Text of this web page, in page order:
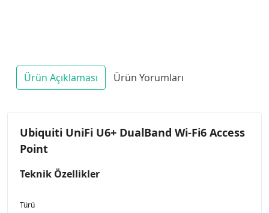
Ürün Açıklaması Ürün Yorumları
Ubiquiti UniFi U6+ DualBand Wi-Fi6 Access
Point
Teknik Özellikler
Türü